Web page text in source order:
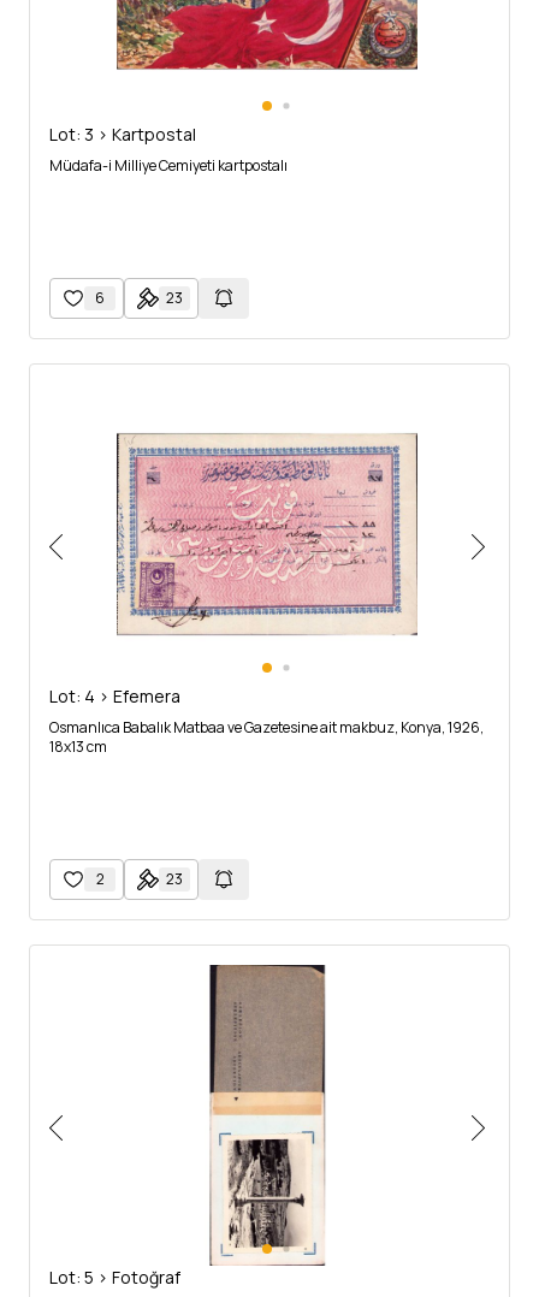
Lot: 3 > Kartpostal
Müdafa-i Milliye Cemiyeti kartpostalı
6 23
Lot: 4 > Efemera
Osmanlıca Babalık Matbaa ve Gazetesine ait makbuz, Konya, 1926,
18x13 cm
2 23
Lot: 5 > Fotoğraf